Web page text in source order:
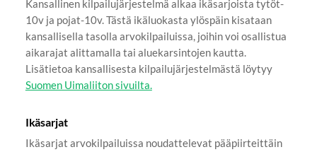
Kansallinen kilpailujärjestelmä alkaa ikäsarjoista tytöt-
10v ja pojat-10v. Tästä ikäluokasta ylöspäin kisataan
kansallisella tasolla arvokilpailuissa, joihin voi osallistua
aikarajat alittamalla tai aluekarsintojen kautta.
Lisätietoa kansallisesta kilpailujärjestelmästä löytyy
Suomen Uimaliiton sivuilta.
Ikäsarjat
Ikäsarjat arvokilpailuissa noudattelevat pääpiirteittäin